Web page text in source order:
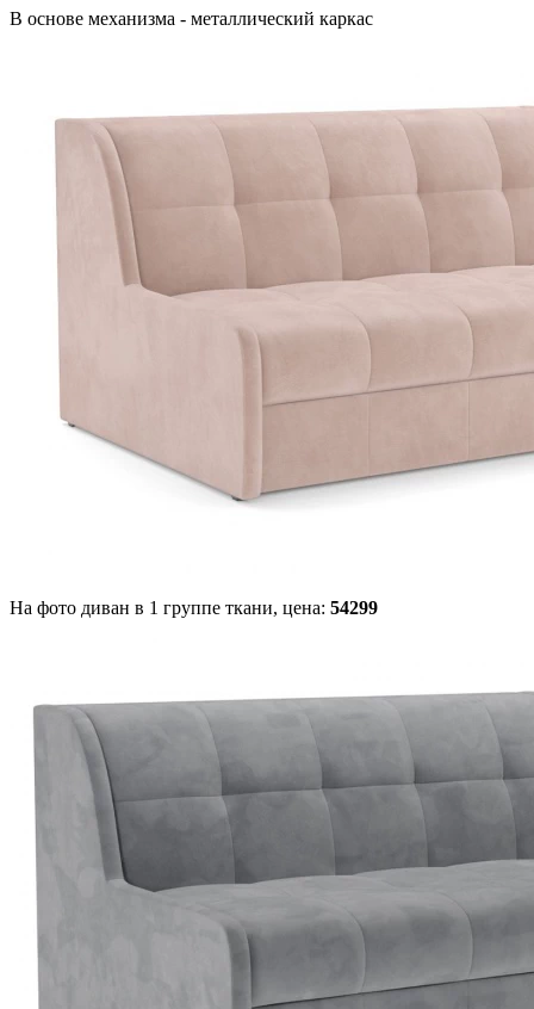
В основе механизма - металлический каркас
На фото диван в 1 группе ткани, цена: 54299